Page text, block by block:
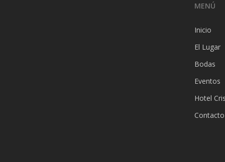
MENÚ
Inicio
El Lugar
Bodas
Eventos
Hotel
Contacto